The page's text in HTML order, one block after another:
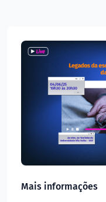
Mais informações